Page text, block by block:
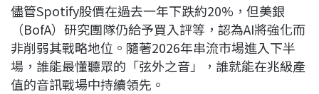
儘管Spotify股價在過去一年下跌約20%，但美銀
（BofA）研究團隊仍給予買入評等，認為AI將強化而
非削弱其戰略地位。隨著2026年串流市場進入下半
場，誰能最懂聽眾的「弦外之音」，誰就能在兆級產
值的音訊戰場中持續領先。